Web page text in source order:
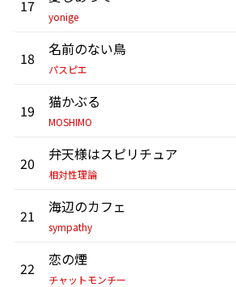
17
yonige
18 名前のない鳥
パスピエ
19 猫かぶる
MOSHIMO
20 弁天様はスピリチュア
相対性理論
21 海辺のカフェ
sympathy
22 恋の煙
チャットモンチー